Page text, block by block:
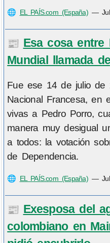
🌐 EL PAÍS.com (España)—
📰 Esa cosa entre
Mundial llamada
Fue ese 14 de julio de
Nacional Francesa, en
vivas a Pedro Porro,
manera muy desigual
a todos: la votación
de Dependencia.
🌐 EL PAÍS.com (España)—
📰 Exesposa del
colombiano en